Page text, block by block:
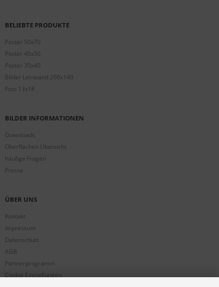
BELIEBTE PRODUKTE
Poster 50x70
Poster 40x50
Poster 30x40
Bilder Leinwand 200x140
Foto 13x18
BILDER INFORMATIONEN
Downloads
Oberflächen Übersicht
häufige Fragen
Presse
ÜBER UNS
Kontakt
Impressum
Datenschutz
AGB
Partnerprogramm
Cookie Einstellungen